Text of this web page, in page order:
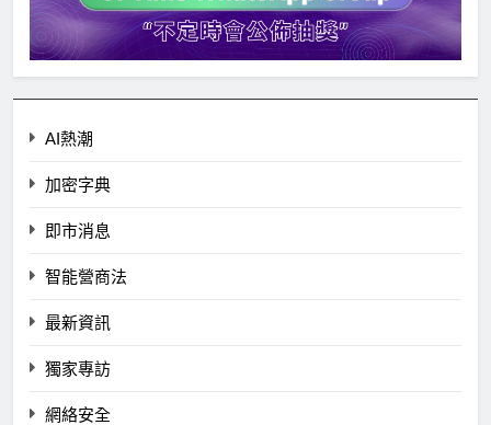
AI熱潮
加密字典
即市消息
智能營商法
最新資訊
獨家專訪
網絡安全